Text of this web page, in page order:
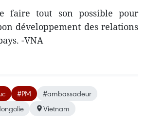
faire tout son possible pour
développement des relations
-VNA
#PM
#ambassadeur
Vietnam